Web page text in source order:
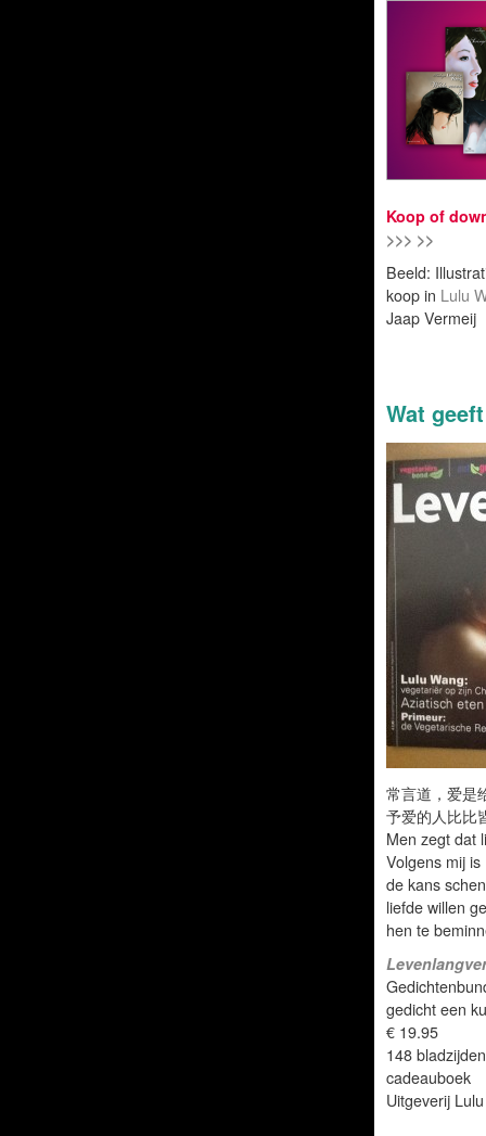
Koop of
>>> >>
Beeld:
koop in Lulu
Jaap Vermeij
Wat
常言道，爱是
予爱的人比比
Men zegt dat
Volgens mij
de kans
liefde willen
hen te
gedicht een
€ 19.95
148
cadeauboek
Uitgeverij